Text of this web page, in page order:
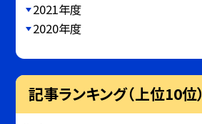
2021年度
2020年度
記事ランキング（上位10位）